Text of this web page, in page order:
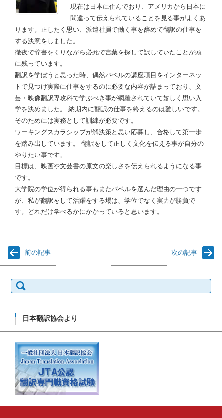
現在は日本に住んでおり、アメリカから日本に
間違って伝えられていることを見る事がよくあ
ります。正したく思い、派遣社員で働く事を辞めて翻訳の仕事を
する決意をしました。
徹夜で辞書をくりながら必死で言葉を探して訳していたことが頭
に残っています。
翻訳を学ぼうと思った時、偶然バベルの講座項目をインターネッ
トで見つけ実際に仕事をするのに必要な内容が詰まっており、文
芸・映像翻訳専攻科で学ぶべき事が網羅されていて嬉しく思い入
学を決めました。 納期内に翻訳の仕事を終えるのは難しいです。
そのためには実務として訓練が必要です。
ワーキングスカラシップが解決策と思い応募し、合格して第一歩
を踏み出しています。 翻訳をして正しく文化を伝える事が自分の
やりたい事です。
目標は、映画や文芸書の原文の楽しさを伝えられるようになる事
です。
大学院の学位が得られる事もまたバベルを選んだ理由の一つです
が、私が翻訳をして活躍をする場は、学位でなく実力が勝負で
す。どれだけ学べるかにかかっていると思います。
前の記事 次の記事
索:
日本翻訳協会より